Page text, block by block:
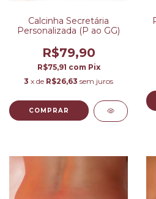
Calcinha Secretária
Personalizada (P ao GG)
R$79,90
R$75,91 com Pix
3 x de R$26,63 sem juros
COMPRAR